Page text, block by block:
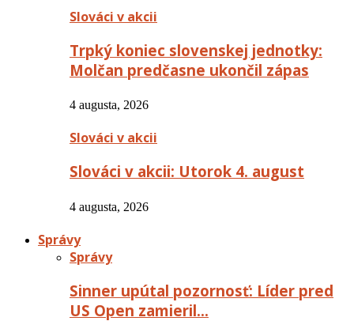
Slováci v akcii
Trpký koniec slovenskej jednotky:
Molčan predčasne ukončil zápas
4 augusta, 2026
Slováci v akcii
Slováci v akcii: Utorok 4. august
4 augusta, 2026
Správy
Správy
Sinner upútal pozornosť: Líder pred
US Open zamieril…